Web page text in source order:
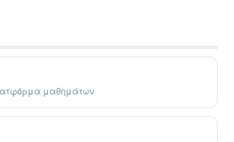
μαθημάτων